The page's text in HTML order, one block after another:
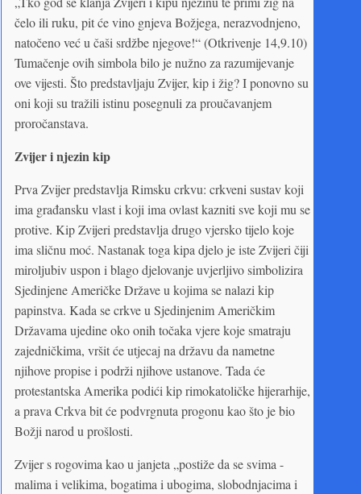
čelo ili ruku, pit će vino gnjeva Božjega, nerazvodnjeno,
natočeno već u čaši srdžbe njegove!“ (Otkrivenje 14,9.10)
Tumačenje ovih simbola bilo je nužno za razumijevanje
ove vijesti. Što predstavljaju Zvijer, kip i žig? I ponovno su
oni koji su tražili istinu posegnuli za proučavanjem
proročanstava.
Zvijer i njezin kip
Prva Zvijer predstavlja Rimsku crkvu: crkveni sustav koji
ima građansku vlast i koji ima ovlast kazniti sve koji mu se
protive. Kip Zvijeri predstavlja drugo vjersko tijelo koje
ima sličnu moć. Nastanak toga kipa djelo je iste Zvijeri čiji
miroljubiv uspon i blago djelovanje uvjerljivo simbolizira
Sjedinjene Američke Države u kojima se nalazi kip
papinstva. Kada se crkve u Sjedinjenim Američkim
Državama ujedine oko onih točaka vjere koje smatraju
zajedničkima, vršit će utjecaj na državu da nametne
njihove propise i podrži njihove ustanove. Tada će
protestantska Amerika podići kip rimokatoličke hijerarhije,
a prava Crkva bit će podvrgnuta progonu kao što je bio
Božji narod u prošlosti.
Zvijer s rogovima kao u janjeta „postiže da se svima -
malima i velikima, bogatima i ubogima, slobodnjacima i